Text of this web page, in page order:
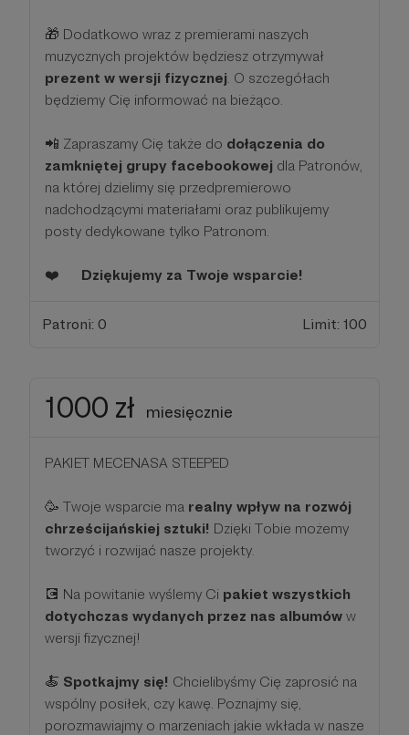
🎁 Dodatkowo wraz z premierami naszych
muzycznych projektów będziesz otrzymywał
prezent w wersji fizycznej. O szczegółach
będziemy Cię informować na bieżąco.
📲 Zapraszamy Cię także do dołączenia do
zamkniętej grupy facebookowej dla Patronów,
na której dzielimy się przedpremierowo
nadchodzącymi materiałami oraz publikujemy
posty dedykowane tylko Patronom.
❤️ Dziękujemy za Twoje wsparcie!
Patroni: 0 Limit: 100
1000 zł miesięcznie
PAKIET MECENASA STEEPED
🥳 Twoje wsparcie ma realny wpływ na rozwój
chrześcijańskiej sztuki! Dzięki Tobie możemy
tworzyć i rozwijać nasze projekty.
💽 Na powitanie wyślemy Ci pakiet wszystkich
dotychczas wydanych przez nas albumów w
wersji fizycznej!
🍝 Spotkajmy się! Chcielibyśmy Cię zaprosić na
wspólny posiłek, czy kawę. Poznajmy się,
porozmawiajmy o marzeniach jakie wkłada w nasze